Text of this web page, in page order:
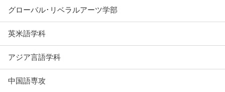
グローバル･リベラルアーツ学部
英米語学科
アジア言語学科
中国語専攻